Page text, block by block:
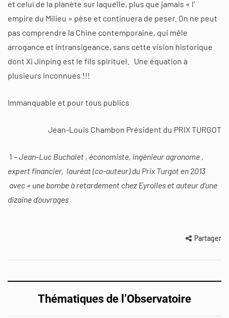
et celui de la planète sur laquelle, plus que jamais « l’
empire du Milieu » pèse et continuera de peser. On ne peut
pas comprendre la Chine contemporaine, qui mêle
arrogance et intransigeance, sans cette vision historique
dont Xi Jinping est le fils spirituel. Une équation à
plusieurs inconnues !!!
Immanquable et pour tous publics
Jean-Louis Chambon Président du PRIX TURGOT
1 –Jean-Luc Buchalet , économiste, ingénieur agronome ,
expert financier, lauréat (co-auteur) du Prix Turgot en 2013
avec « une bombe à retardement chez Eyrolles et auteur d’une
dizaine d’ouvrages
Partager
Thématiques de l’Observatoire